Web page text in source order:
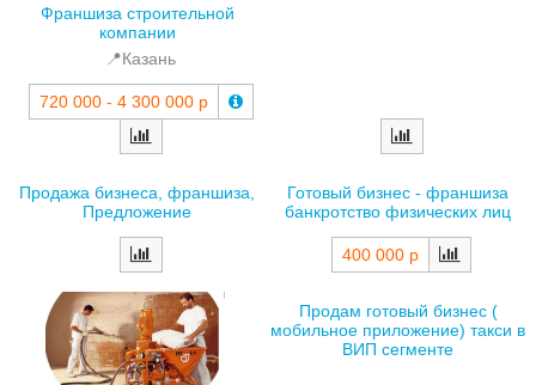
Франшиза строительной
компании
📍Казань
720 000 - 4 300 000 р
Продажа бизнеса, франшиза,
Предложение
Готовый бизнес - франшиза
банкротство физических лиц
400 000 р
Продам готовый бизнес (
мобильное приложение) такси в
ВИП сегменте